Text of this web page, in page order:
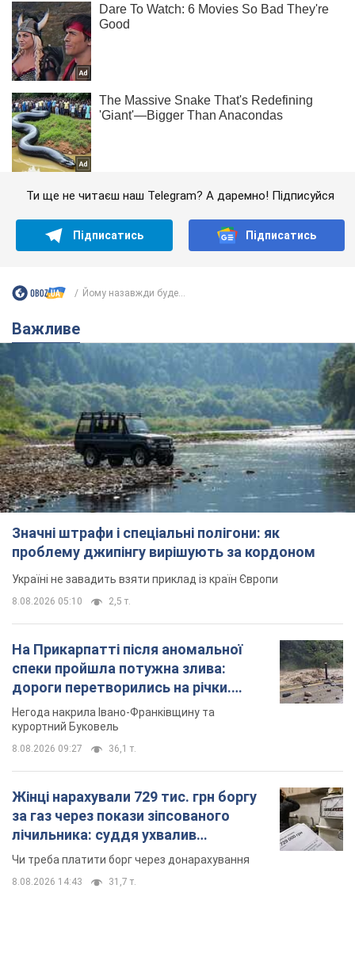
Ти ще не читаєш наш Telegram? А даремно! Підписуйся
Підписатись Підписатись
Йому назавжди буде...
Важливе
Значні штрафи і спеціальні полігони: як
проблему джипінгу вирішують за кордоном
Україні не завадить взяти приклад із країн Європи
8.08.2026 05:10 2,5 т.
На Прикарпатті після аномальної
спеки пройшла потужна злива:
дороги перетворились на річки.
Відео
Негода накрила Івано-Франківщину та
курортний Буковель
8.08.2026 09:27 36,1 т.
Жінці нарахували 729 тис. грн боргу
за газ через покази зіпсованого
лічильника: суддя ухвалив
неочікуване рішення
Чи треба платити борг через донарахування
8.08.2026 14:43 31,7 т.